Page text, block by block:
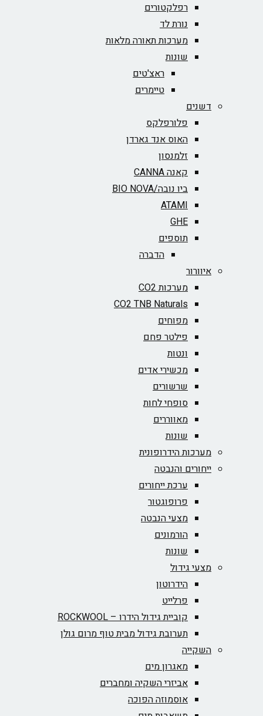
רפלקטורים
נורת לד
מערכות תאורה מלאות
שונות
ראצ'טים
טיימרים
דשנים
פלורפלקס
האוס אנד גארדן
זלמנסון
קאנה CANNA
ביו נובה/BIO NOVA‏
ATAMI
GHE
תוספים
הדברה
איוורור
מערכות CO2
CO2 TNB Naturals
מפוחים
פילטר פחם
ונטות
מכשירי אדים
שרשורים
סופחי לחות
מאווררים
שונות
מערכות הידרופונית
ייחורים והנבטה
ערכת ייחורים
פרופוגטור
מצעי הנבטה
הורמונים
שונות
מצעי גידול
הידרוטון
פרלייט
קוביית גידול הידרו – ROCKWOOL‏
תערובת גידול מבית טוף מרום גולן
השקייה
מאגרון מים
אביזרי השקיה ומחברים
אוסמוזה הפוכה